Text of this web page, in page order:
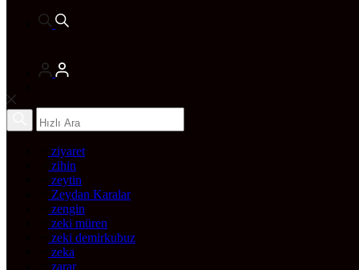
ziyaret
zihin
zeytin
Zeydan Karalar
zengin
zeki müren
zeki demirkubuz
zeka
zarar